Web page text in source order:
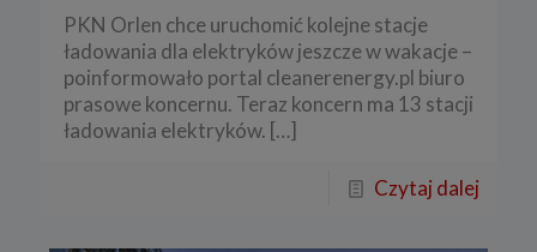
PKN Orlen chce uruchomić kolejne stacje
ładowania dla elektryków jeszcze w wakacje –
poinformowało portal cleanerenergy.pl biuro
prasowe koncernu. Teraz koncern ma 13 stacji
ładowania elektryków. […]
Czytaj dalej